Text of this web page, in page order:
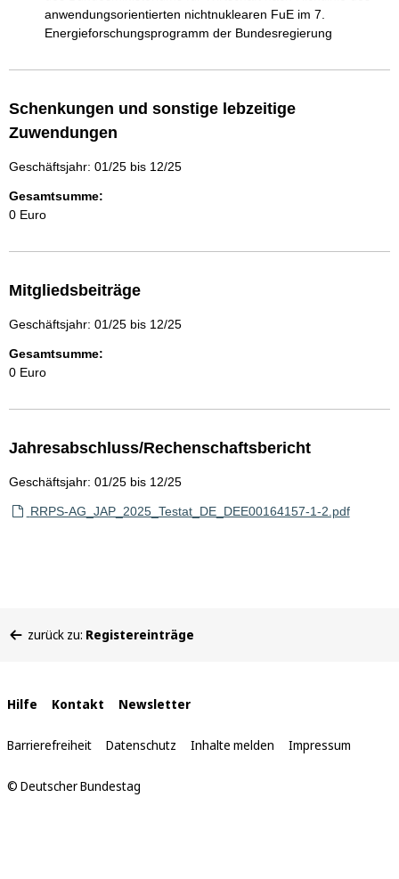
anwendungsorientierten nichtnuklearen FuE im 7.
Energieforschungsprogramm der Bundesregierung
Schenkungen und sonstige lebzeitige
Zuwendungen
Geschäftsjahr: 01/25 bis 12/25
Gesamtsumme:
0 Euro
Mitgliedsbeiträge
Geschäftsjahr: 01/25 bis 12/25
Gesamtsumme:
0 Euro
Jahresabschluss/Rechenschaftsbericht
Geschäftsjahr: 01/25 bis 12/25
RRPS-AG_JAP_2025_Testat_DE_DEE00164157-1-2.pdf
befinden
zurück zu: Registereinträge
Interne
Links
Hilfe Kontakt Newsletter
Barrierefreiheit Datenschutz Inhalte melden Impressum
© Deutscher Bundestag